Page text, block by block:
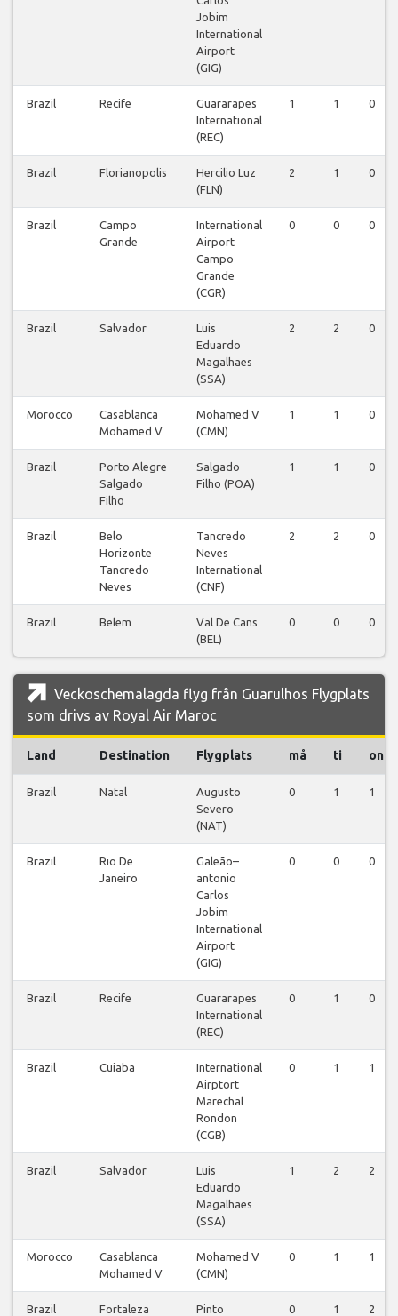
Jobim
International
Airport
(GIG)
Brazil Recife
Guararapes
International
(REC)
1 1 0
Brazil Florianopolis
Hercilio Luz
(FLN)
2 1 0
Brazil
Campo
Grande
International
Airport
Campo
Grande
(CGR)
0 0 0
Brazil Salvador
Luis
Eduardo
Magalhaes
(SSA)
2 2 0
Morocco
Casablanca
Mohamed V
Mohamed V
(CMN)
1 1 0
Brazil
Porto Alegre
Salgado
Filho
Salgado
Filho (POA)
1 1 0
Brazil
Belo
Horizonte
Tancredo
Neves
Tancredo
Neves
International
(CNF)
2 2 0
Brazil Belem
Val De Cans
(BEL)
0 0 0
Veckoschemalagda flyg från Guarulhos Flygplats
som drivs av Royal Air Maroc
Land Destination Flygplats må ti on
Brazil Natal
Augusto
Severo
(NAT)
0 1 1
Brazil
Rio De
Janeiro
Galeão–
antonio
Carlos
Jobim
International
Airport
(GIG)
0 0 0
Brazil Recife
Guararapes
International
(REC)
0 1 0
Brazil Cuiaba
International
Airptort
Marechal
Rondon
(CGB)
0 1 1
Brazil Salvador
Luis
Eduardo
Magalhaes
(SSA)
1 2 2
Morocco
Casablanca
Mohamed V
Mohamed V
(CMN)
0 1 1
Brazil Fortaleza
Pinto
0 1 2